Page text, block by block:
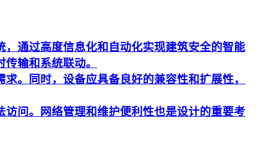
通过高度信息化和自动化实现建筑安全的智能
输和系统联动。
。同时，设备应具备良好的兼容性和扩展性，
问。网络管理和维护便利性也是设计的重要考